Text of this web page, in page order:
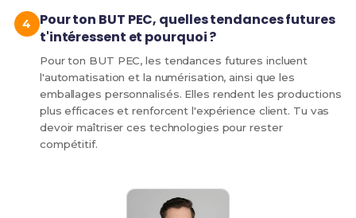
Pour ton BUT PEC, quelles tendances futures
t'intéressent et pourquoi ?
Pour ton BUT PEC, les tendances futures incluent
l'automatisation et la numérisation, ainsi que les
emballages personnalisés. Elles rendent les productions
plus efficaces et renforcent l'expérience client. Tu vas
devoir maîtriser ces technologies pour rester
compétitif.